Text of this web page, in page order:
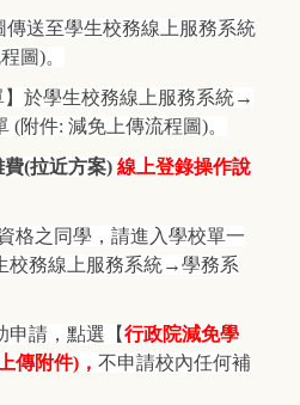
傳送至學生校務線上服務系統
圖)。
】於學生校務線上服務系統→
附件: 減免上傳流程圖)。
(拉近方案) 線上登錄操作說
格之同學，請進入學校單一
校務線上服務系統→學務系
申請，點選【行政院減免學
傳附件)， 不申請校內任何補